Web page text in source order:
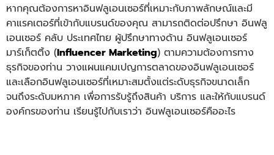
หากคุณต้องการหาอินฟลูเอนเซอร์ที่เหมาะกับภาพลักษณ์และมี
คาแรคเตอร์ที่เข้ากับแบรนด์ของคุณ สามารถติดต่อปรึกษา อินฟลู
เอนเซอร์ คลับ ประเทศไทย ผู้ปรึกษาทางด้าน อินฟลูเอนเซอร์
มาร์เก็ตติ้ง (Influencer Marketing) ตามความต้องการทาง
ธุรกิจของท่าน วางแผนแคมเปญการตลาดของอินฟลูเอนเซอร์
และเลือกอินฟลูเอนเซอร์ที่เหมาะสมตั้งแต่ระดับธุรกิจขนาดเล็ก
จนถึงระดับมหภาค เพื่อการรับรู้ถึงสินค้า บริการ และให้กับแบรนด์
องค์กรของท่าน เรียนรู้ไปกับเราว่า อินฟลูเอนเซอร์คืออะไร